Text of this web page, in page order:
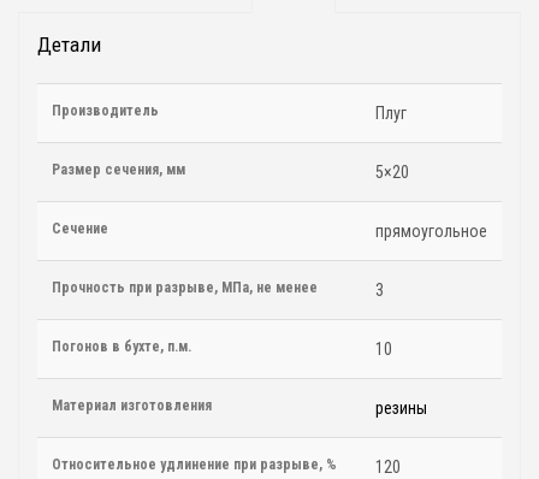
Детали
Производитель Плуг
Размер сечения, мм 5×20
Сечение прямоугольное
Прочность при разрыве, МПа, не менее 3
Погонов в бухте, п.м. 10
Материал изготовления резины
Относительное удлинение при разрыве, %
120